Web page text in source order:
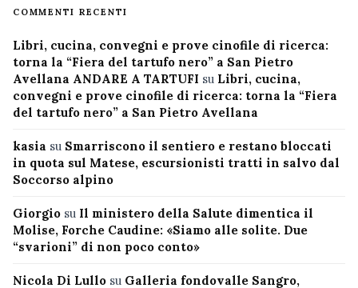
COMMENTI RECENTI
Libri, cucina, convegni e prove cinofile di ricerca:
torna la “Fiera del tartufo nero” a San Pietro
Avellana ANDARE A TARTUFI su Libri, cucina,
convegni e prove cinofile di ricerca: torna la “Fiera
del tartufo nero” a San Pietro Avellana
kasia su Smarriscono il sentiero e restano bloccati
in quota sul Matese, escursionisti tratti in salvo dal
Soccorso alpino
Giorgio su Il ministero della Salute dimentica il
Molise, Forche Caudine: «Siamo alle solite. Due
“svarioni” di non poco conto»
Nicola Di Lullo su Galleria fondovalle Sangro,